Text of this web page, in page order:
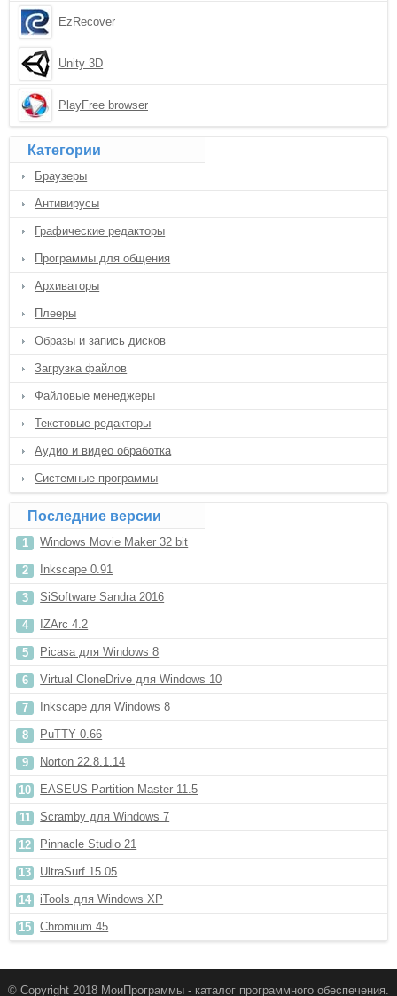
EzRecover
Unity 3D
PlayFree browser
Категории
Браузеры
Антивирусы
Графические редакторы
Программы для общения
Архиваторы
Плееры
Образы и запись дисков
Загрузка файлов
Файловые менеджеры
Текстовые редакторы
Аудио и видео обработка
Системные программы
Последние версии
Windows Movie Maker 32 bit
Inkscape 0.91
SiSoftware Sandra 2016
IZArc 4.2
Picasa для Windows 8
Virtual CloneDrive для Windows 10
Inkscape для Windows 8
PuTTY 0.66
Norton 22.8.1.14
EASEUS Partition Master 11.5
Scramby для Windows 7
Pinnacle Studio 21
UltraSurf 15.05
iTools для Windows XP
Chromium 45
© Copyright 2018 МоиПрограммы - каталог программного обеспечения.